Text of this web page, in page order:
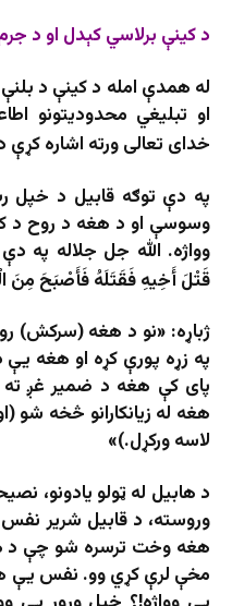
د کینې برلاسي کېدل او د
له همدې امله د کینې د
او تبلیغي محدودیتونو
خدای تعالی ورته اشاره کړې
په دې توګه قابیل د خپل
وسوسې او د هغه د روح د
وواژه. الله جل جلاله په
قَتْلَ أَخِيهِ فَقَتَلَهُ فَأَصْبَحَ مِنَ
ژباړه: «نو د هغه (سرکش)
په زړه پورې کړه او هغه یې
پای کې هغه د ضمیر غږ ته
هغه له زیانکارانو څخه شو
لاسه ورکړل.)»
د هابیل له ټولو یادونو،
وروسته، د قابیل شریر
هغه وخت ترسره شو چې د
مخې لرې کړي وو. نفس یې